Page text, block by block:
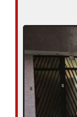
– 08:00PM |
Viernes
09:00AM –